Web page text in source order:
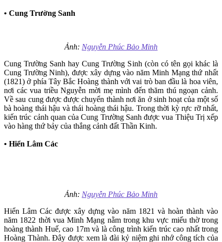
• Cung Trường Sanh
Ảnh: Nguyễn Phúc Bảo Minh
Cung Trường Sanh hay Cung Trường Sinh (còn có tên gọi khác là
Cung Trường Ninh), được xây dựng vào năm Minh Mạng thứ nhất
(1821) ở phía Tây Bắc Hoàng thành với vai trò ban đầu là hoa viên,
nơi các vua triều Nguyễn mời mẹ mình đến thăm thú ngoạn cảnh.
Về sau cung được được chuyển thành nơi ăn ở sinh hoạt của một số
bà hoàng thái hậu và thái hoàng thái hậu. Trong thời kỳ rực rỡ nhất,
kiến trúc cảnh quan của Cung Trường Sanh được vua Thiệu Trị xếp
vào hàng thứ bảy của thắng cảnh đất Thần Kinh.
• Hiển Lâm Các
Ảnh: Nguyễn Phúc Bảo Minh
Hiển Lâm Các được xây dựng vào năm 1821 và hoàn thành vào
năm 1822 thời vua Minh Mạng nằm trong khu vực miếu thờ trong
hoàng thành Huế, cao 17m và là công trình kiến trúc cao nhất trong
Hoàng Thành. Đây được xem là đài kỷ niệm ghi nhớ công tích của